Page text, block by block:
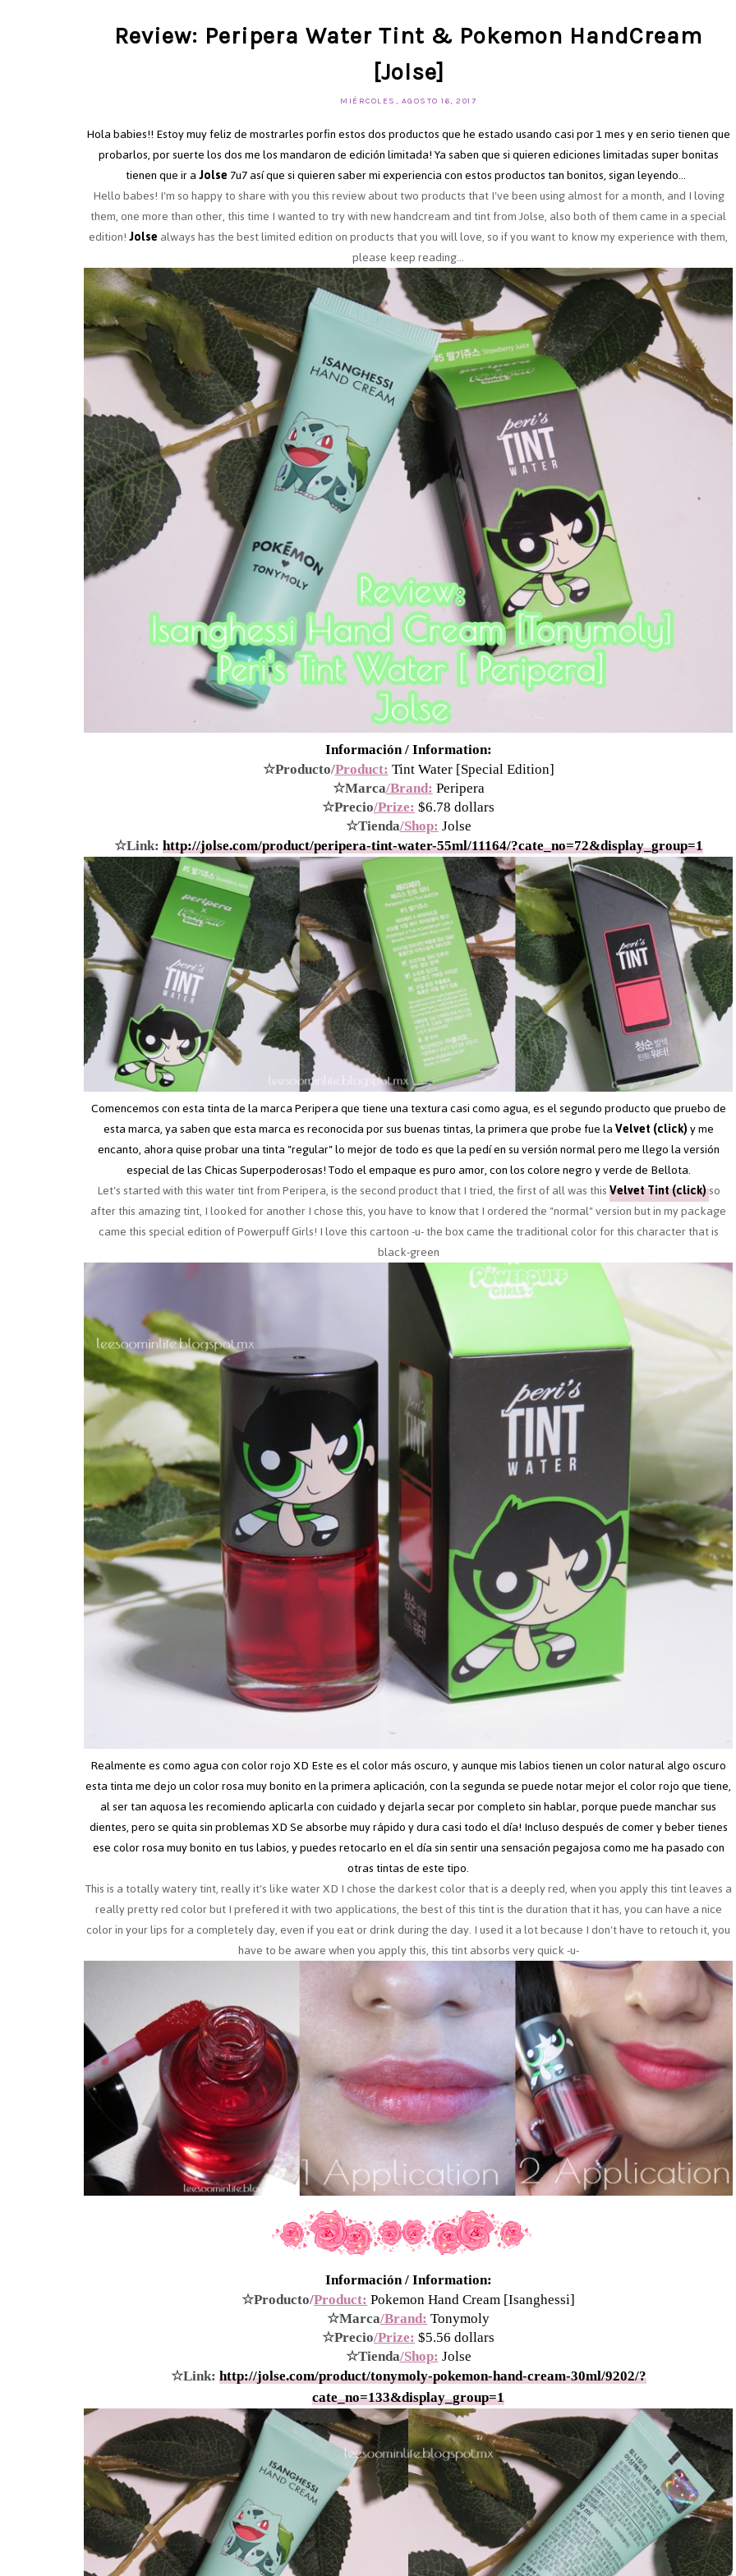
Review: Peripera Water Tint & Pokemon HandCream
[Jolse]
MIÉRCOLES, AGOSTO 16, 2017
Hola babies!! Estoy muy feliz de mostrarles porfin estos dos productos que he estado usando casi por 1 mes y en serio tienen que
probarlos, por suerte los dos me los mandaron de edición limitada! Ya saben que si quieren ediciones limitadas super bonitas
tienen que ir aJolse7u7 así que si quieren saber mi experiencia con estos productos tan bonitos, sigan leyendo...
Hello babes! I'm so happy to share with you this review about two products that I've been using almost for a month, and I loving
them, one more than other, this time I wanted to try with new handcream and tint from Jolse, also both of them came in a special
edition!Jolsealways has the best limited edition on products that you will love, so if you want to know my experience with them,
please keep reading...
Información / Information:
☆Producto/Product: Tint Water [Special Edition]
☆Marca/Brand: Peripera
☆Precio/Prize: $6.78 dollars
☆Tienda/Shop: Jolse
☆Link: http://jolse.com/product/peripera-tint-water-55ml/11164/?cate_no=72&display_group=1
Comencemos con esta tinta de la marca Peripera que tiene una textura casi como agua, es el segundo producto que pruebo de
esta marca, ya saben que esta marca es reconocida por sus buenas tintas, la primera que probe fue laVelvet (click)y me
encanto, ahora quise probar una tinta "regular" lo mejor de todo es que la pedí en su versión normal pero me llego la versión
especial de las Chicas Superpoderosas! Todo el empaque es puro amor, con los colore negro y verde de Bellota.
Let's started with this water tint from Peripera, is the second product that I tried, the first of all was thisVelvet Tint (click)so
after this amazing tint, I looked for another I chose this, you have to know that I ordered the "normal" version but in my package
came this special edition of Powerpuff Girls! I love this cartoon -u- the box came the traditional color for this character that is
black-green
Realmente es como agua con color rojo XD Este es el color más oscuro, y aunque mis labios tienen un color natural algo oscuro
esta tinta me dejo un color rosa muy bonito en la primera aplicación, con la segunda se puede notar mejor el color rojo que tiene,
al ser tan aquosa les recomiendo aplicarla con cuidado y dejarla secar por completo sin hablar, porque puede manchar sus
dientes, pero se quita sin problemas XD Se absorbe muy rápido y dura casi todo el día! Incluso después de comer y beber tienes
ese color rosa muy bonito en tus labios, y puedes retocarlo en el día sin sentir una sensación pegajosa como me ha pasado con
otras tintas de este tipo.
This is a totally watery tint, really it's like water XD I chose the darkest color that is a deeply red, when you apply this tint leaves a
really pretty red color but I prefered it with two applications, the best of this tint is the duration that it has, you can have a nice
color in your lips for a completely day, even if you eat or drink during the day. I used it a lot because I don't have to retouch it, you
have to be aware when you apply this, this tint absorbs very quick -u-
Información / Information:
☆Producto/Product: Pokemon Hand Cream [Isanghessi]
☆Marca/Brand: Tonymoly
☆Precio/Prize: $5.56 dollars
☆Tienda/Shop: Jolse
☆Link: http://jolse.com/product/tonymoly-pokemon-hand-cream-30ml/9202/?
cate_no=133&display_group=1